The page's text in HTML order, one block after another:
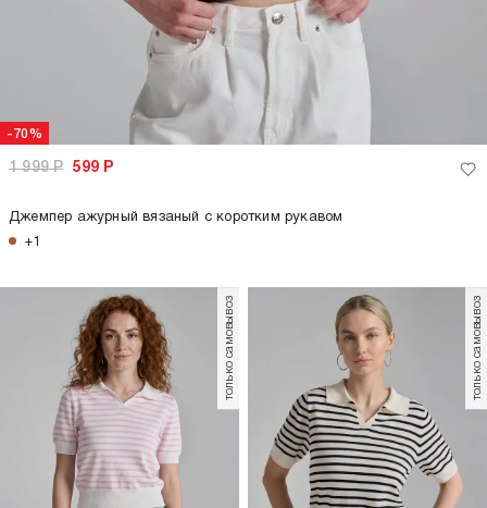
-70%
1 999Р 599 Р
Джемпер ажурный вязаный с коротким рукавом
+1
только самовывоз только самовывоз